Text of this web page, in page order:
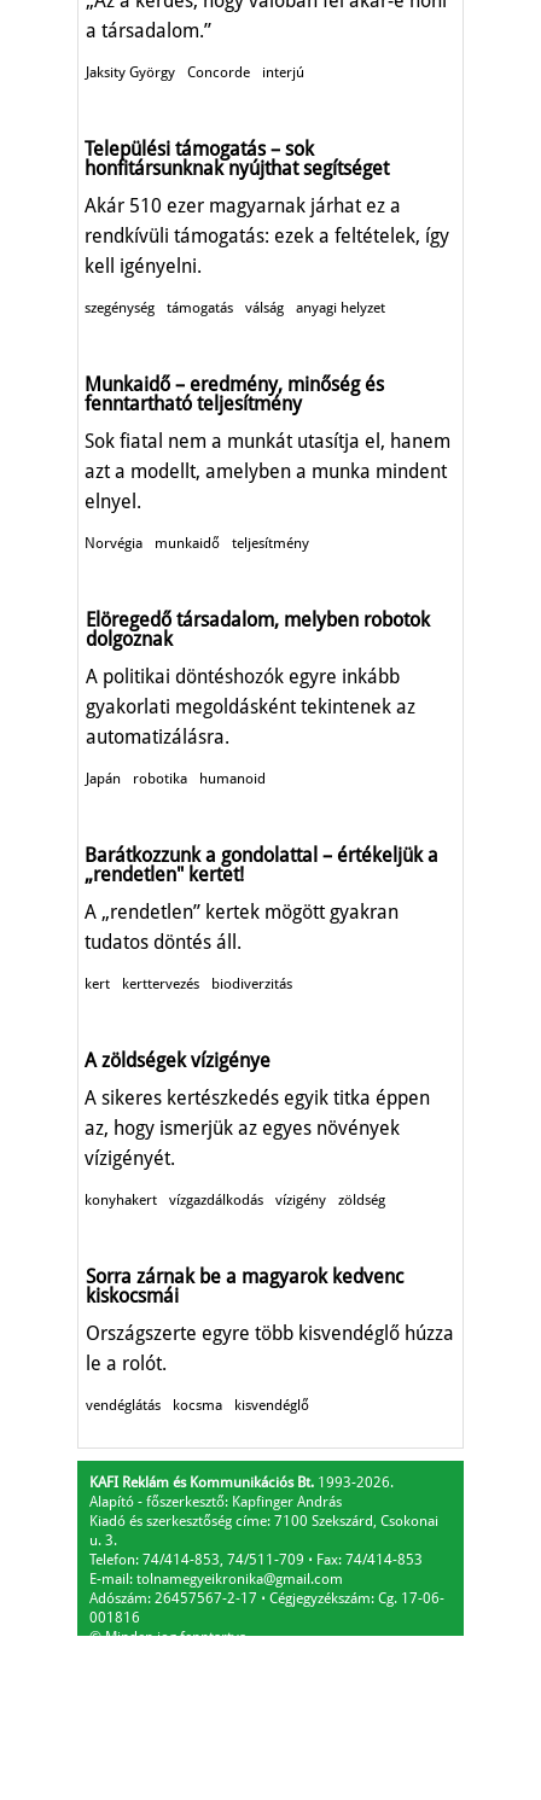
a társadalom.”
Jaksity György Concorde interjú
Települési támogatás – sok
honfitársunknak nyújthat segítséget
Akár 510 ezer magyarnak járhat ez a
rendkívüli támogatás: ezek a feltételek, így
kell igényelni.
szegénység támogatás válság anyagi helyzet
Munkaidő – eredmény, minőség és
fenntartható teljesítmény
Sok fiatal nem a munkát utasítja el, hanem
azt a modellt, amelyben a munka mindent
elnyel.
Norvégia munkaidő teljesítmény
Elöregedő társadalom, melyben robotok
dolgoznak
A politikai döntéshozók egyre inkább
gyakorlati megoldásként tekintenek az
automatizálásra.
Japán robotika humanoid
Barátkozzunk a gondolattal – értékeljük a
„rendetlen" kertet!
A „rendetlen” kertek mögött gyakran
tudatos döntés áll.
kert kerttervezés biodiverzitás
A zöldségek vízigénye
A sikeres kertészkedés egyik titka éppen
az, hogy ismerjük az egyes növények
vízigényét.
konyhakert vízgazdálkodás vízigény zöldség
Sorra zárnak be a magyarok kedvenc
kiskocsmái
Országszerte egyre több kisvendéglő húzza
le a rolót.
vendéglátás kocsma kisvendéglő
KAFI Reklám és Kommunikációs Bt. 1993-2026.
Alapító - főszerkesztő: Kapfinger András
Kiadó és szerkesztőség címe: 7100 Szekszárd, Csokonai
u. 3.
Telefon: 74/414-853, 74/511-709 ⋅ Fax: 74/414-853
E-mail: tolnamegyeikronika@gmail.com
Adószám: 26457567-2-17 ⋅ Cégjegyzékszám: Cg. 17-06-
001816
© Minden jog fenntartva.